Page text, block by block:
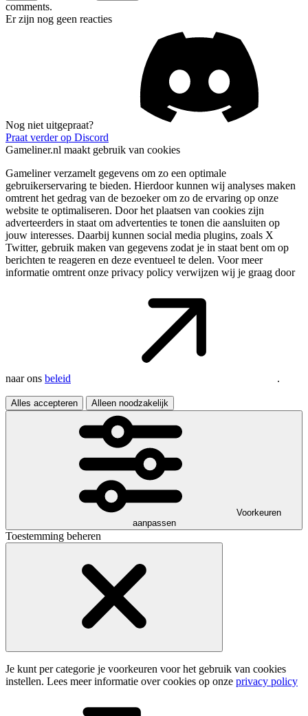
comments.
Er zijn nog geen reacties
Nog niet uitgepraat?
Praat verder op Discord
Gameliner.nl maakt gebruik van cookies
Gameliner verzamelt gegevens om zo een optimale
gebruikerservaring te bieden. Hierdoor kunnen wij analyses maken
omtrent het gedrag van de bezoeker om zo de ervaring op onze
website te optimaliseren. Door het plaatsen van cookies zijn
adverteerders in staat om advertenties te tonen die aansluiten op
jouw interesses. Daarbij kunnen social media plugins, zoals X
Twitter, gebruik maken van gegevens zodat je in staat bent om op
berichten te reageren en deze eventueel te delen. Voor meer
informatie omtrent onze privacy policy verwijzen wij je graag door
naar ons beleid .
Alles accepteren Alleen noodzakelijk
Voorkeuren
aanpassen
Toestemming beheren
Je kunt per categorie je voorkeuren voor het gebruik van cookies
instellen. Lees meer informatie over cookies op onze privacy policy